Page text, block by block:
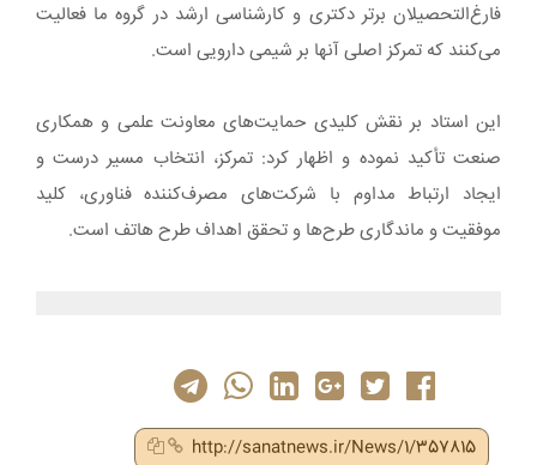
فارغ‌التحصیلان برتر دکتری و کارشناسی ارشد در گروه ما فعالیت
می‌کنند که تمرکز اصلی آنها بر شیمی دارویی است.
این استاد بر نقش کلیدی حمایت‌های معاونت علمی و همکاری
صنعت تأکید نموده و اظهار کرد: تمرکز، انتخاب مسیر درست و
ایجاد ارتباط مداوم با شرکت‌های مصرف‌کننده فناوری، کلید
موفقیت و ماندگاری طرح‌ها و تحقق اهداف طرح هاتف است.
http://sanatnews.ir/News/1/357815